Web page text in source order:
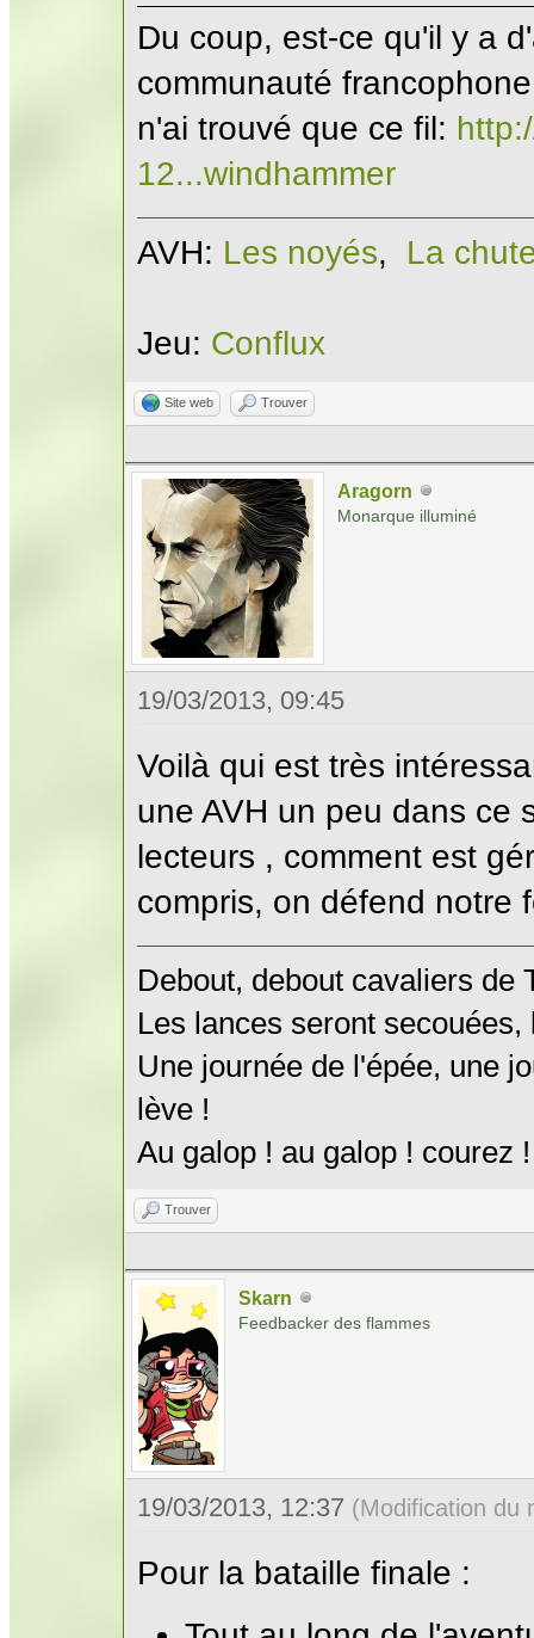
Du coup, est-ce qu'il y a
communauté
n'ai trouvé que ce fil:
12...windhammer
AVH: Les noyés, La
Jeu: Conflux
Site web Trouver
Aragorn
Monarque illuminé
19/03/2013, 09:45
Voilà qui est très
une AVH un peu dans ce
lecteurs , comment est
compris, on défend notre
Debout, debout cavaliers de
Les lances seront
Une journée de l'épée, une
lève !
Au galop ! au galop ! courez
Trouver
Skarn
Feedbacker des flammes
19/03/2013, 12:37 (Modification du
Pour la bataille finale :